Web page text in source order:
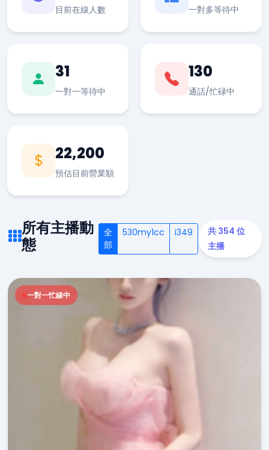
目前在線人數 一對多等待中
31
一對一等待中
130
通話/忙碌中
22,200
預估目前營業額
所有主播動
態
全
部
530my1cc i349
共 354 位
主播
一對一忙線中